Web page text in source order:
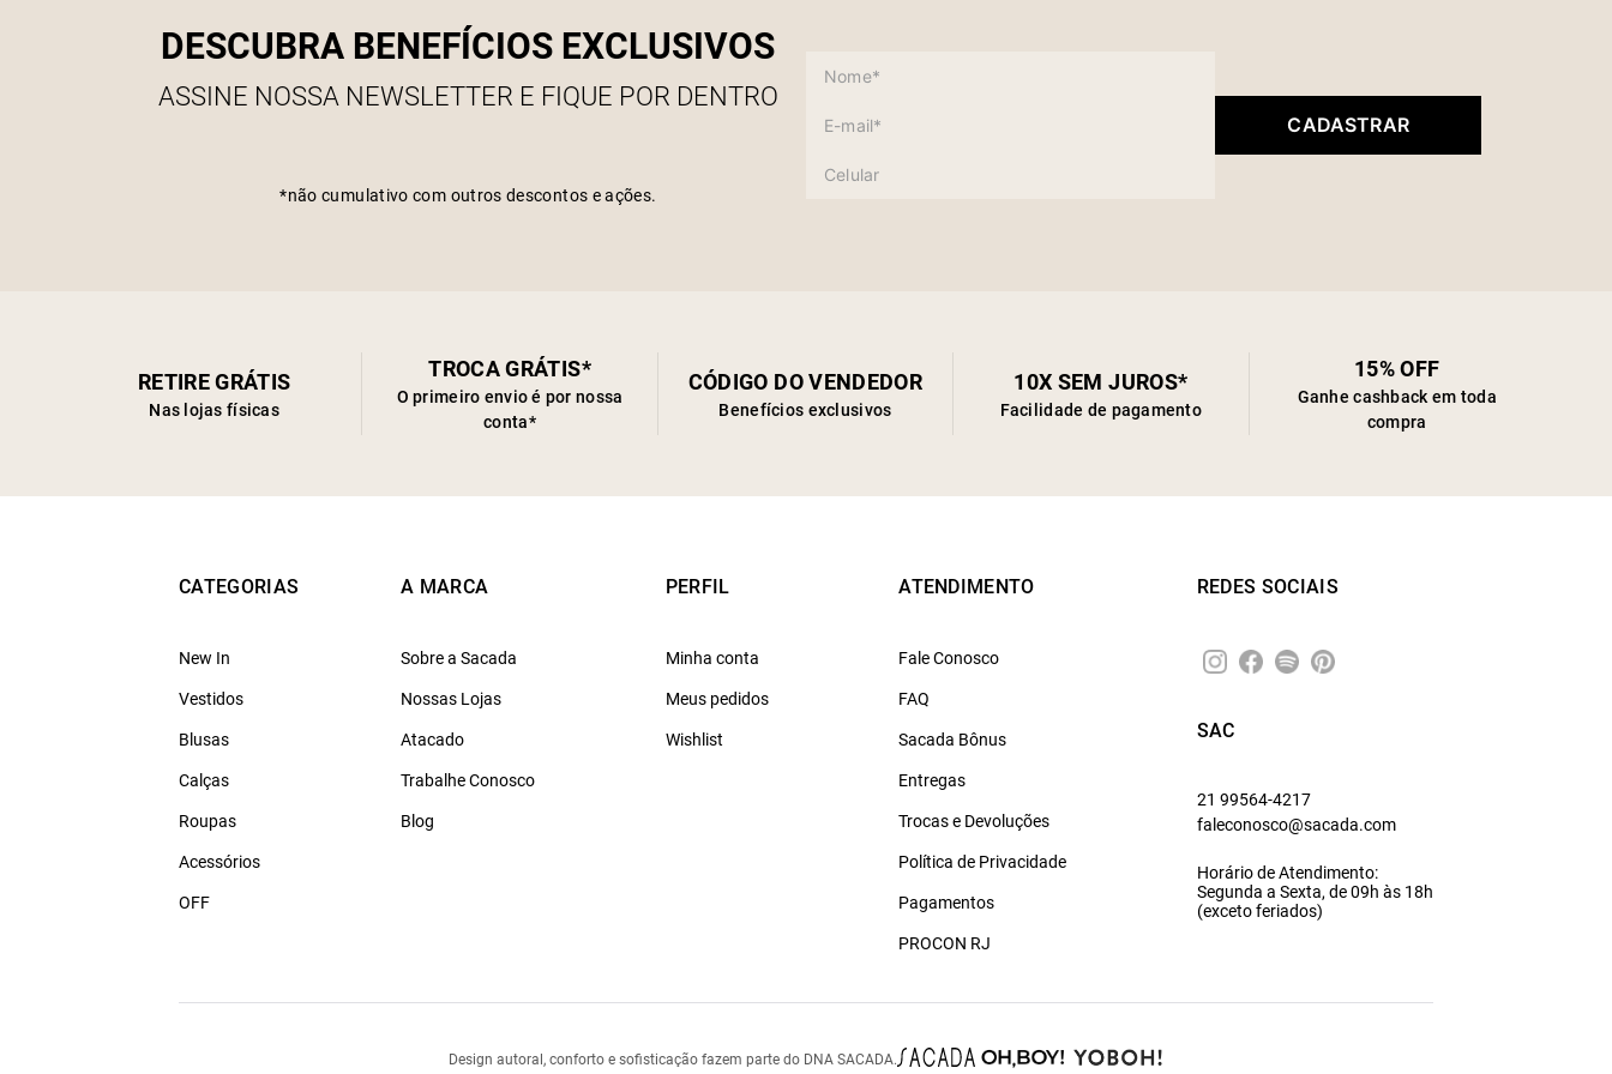
DESCUBRA BENEFÍCIOS EXCLUSIVOS
ASSINE NOSSA NEWSLETTER E FIQUE POR DENTRO
*não cumulativo com outros descontos e ações.
CADASTRAR
RETIRE GRÁTIS
Nas lojas físicas
TROCA GRÁTIS*
O primeiro envio é por nossa
conta*
CÓDIGO DO VENDEDOR
Benefícios exclusivos
10X SEM JUROS*
Facilidade de pagamento
15% OFF
Ganhe cashback em toda
compra
CATEGORIAS
New In
Vestidos
Blusas
Calças
Roupas
Acessórios
OFF
A MARCA
Sobre a Sacada
Nossas Lojas
Atacado
Trabalhe Conosco
Blog
PERFIL
Minha conta
Meus pedidos
Wishlist
ATENDIMENTO
Fale Conosco
FAQ
Sacada Bônus
Entregas
Trocas e Devoluções
Política de Privacidade
Pagamentos
PROCON RJ
REDES SOCIAIS
SAC
21 99564-4217
faleconosco@sacada.com
Horário de Atendimento:
Segunda a Sexta, de 09h às 18h
(exceto feriados)
Design autoral, conforto e sofisticação fazem parte do DNA SACADA.